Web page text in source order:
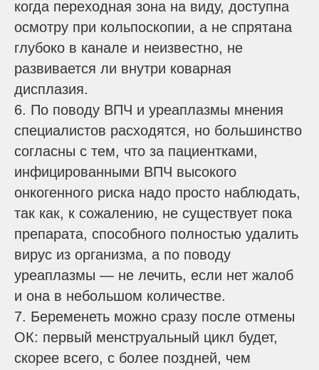
когда переходная зона на виду, доступна
осмотру при кольпоскопии, а не спрятана
глубоко в канале и неизвестно, не
развивается ли внутри коварная
дисплазия.
6. По поводу ВПЧ и уреаплазмы мнения
специалистов расходятся, но большинство
согласны с тем, что за пациентками,
инфицированными ВПЧ высокого
онкогенного риска надо просто наблюдать,
так как, к сожалению, не существует пока
препарата, способного полностью удалить
вирус из организма, а по поводу
уреаплазмы — не лечить, если нет жалоб
и она в небольшом количестве.
7. Беременеть можно сразу после отмены
ОК: первый менструальный цикл будет,
скорее всего, с более поздней, чем